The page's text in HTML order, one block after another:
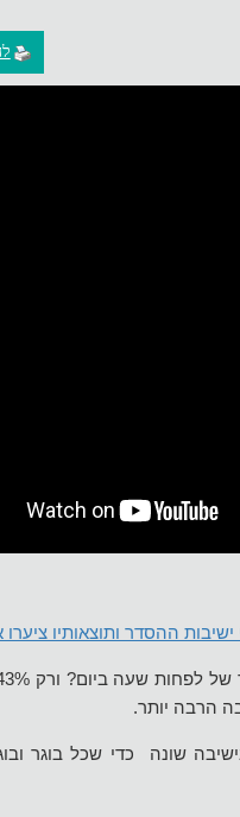
ההסדר ותוצאותיו ציערו
הרבה יותר.
שונה כדי שכל בוגר